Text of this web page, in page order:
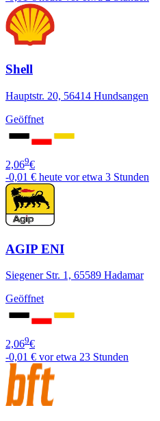
Shell
Hauptstr. 20, 56414 Hundsangen
Geöffnet
2,069€
-0,01 € heute vor etwa 3 Stunden
AGIP ENI
Siegener Str. 1, 65589 Hadamar
Geöffnet
2,069€
-0,01 € vor etwa 23 Stunden